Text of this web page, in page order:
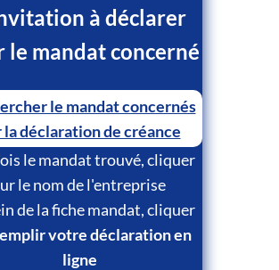
à déclarer
le mandat concerné
le mandat concernés
la déclaration de créance
le mandat trouvé, cliquer
le nom de l'entreprise
de la fiche mandat, cliquer
votre déclaration en
ligne